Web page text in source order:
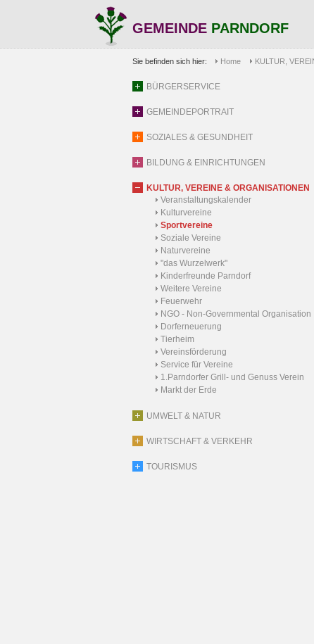
GEMEINDE PARNDORF
Sie befinden sich hier: Home KULTUR,
BÜRGERSERVICE
GEMEINDEPORTRAIT
SOZIALES & GESUNDHEIT
BILDUNG & EINRICHTUNGEN
KULTUR, VEREINE & ORGANISATIONEN
Veranstaltungskalender
Kulturvereine
Sportvereine
Soziale Vereine
Naturvereine
"das Wurzelwerk"
Kinderfreunde Parndorf
Weitere Vereine
Feuerwehr
NGO - Non-Governmental Organisation
Dorferneuerung
Tierheim
Vereinsförderung
Service für Vereine
1.Parndorfer Grill- und Genuss Verein
Markt der Erde
UMWELT & NATUR
WIRTSCHAFT & VERKEHR
TOURISMUS